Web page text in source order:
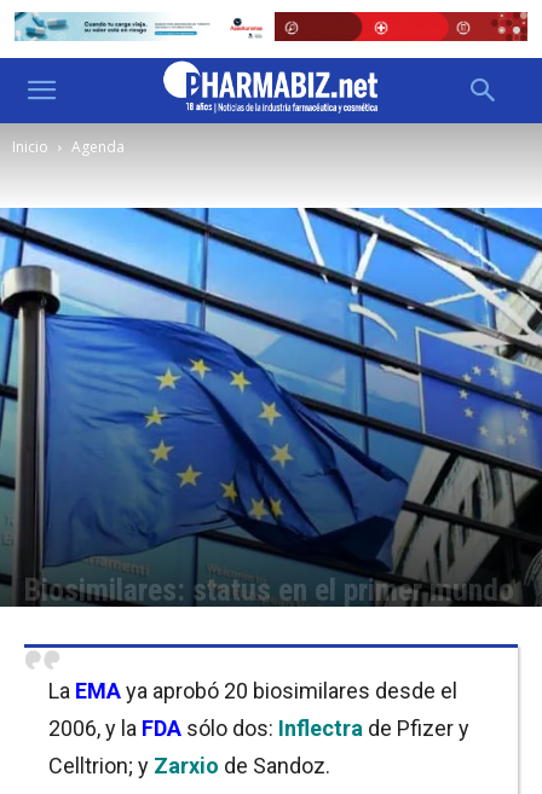
Inicio Agenda
Biosimilares: status en el primer mundo
La EMAya aprobó 20 biosimilares desde el
2006, y la FDA sólo dos: Inflectra de Pfizer y
Celltrion; y Zarxio de Sandoz.